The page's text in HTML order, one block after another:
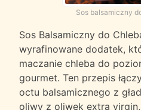
Sos balsamiczny
Sos Balsamiczny do
wyrafinowane dodatek,
maczanie chleba do
gourmet. Ten przepis
octu balsamicznego z
oliwy z oliwek extra